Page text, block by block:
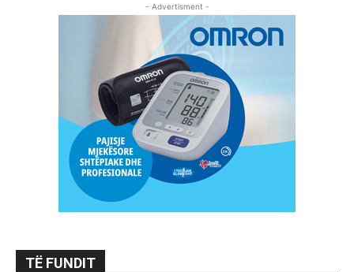
- Advertisment -
TË FUNDIT